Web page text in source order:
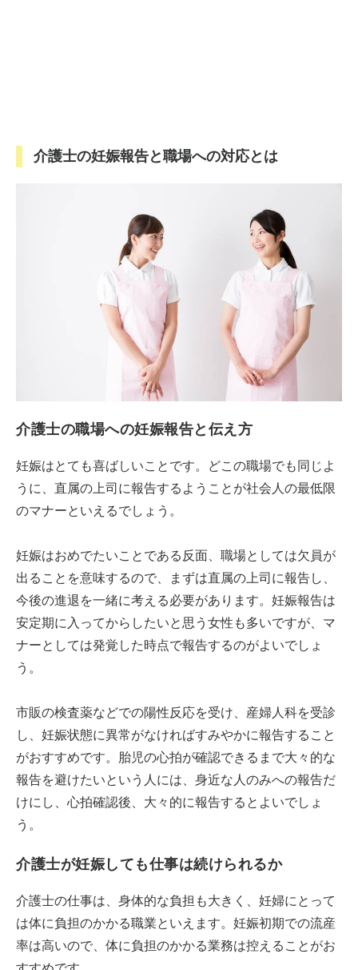
介護士の妊娠報告と職場への対応とは
介護士の職場への妊娠報告と伝え方
妊娠はとても喜ばしいことです。どこの職場でも同じよ
うに、直属の上司に報告するようことが社会人の最低限
のマナーといえるでしょう。
妊娠はおめでたいことである反面、職場としては欠員が
出ることを意味するので、まずは直属の上司に報告し、
今後の進退を一緒に考える必要があります。妊娠報告は
安定期に入ってからしたいと思う女性も多いですが、マ
ナーとしては発覚した時点で報告するのがよいでしょ
う。
市販の検査薬などでの陽性反応を受け、産婦人科を受診
し、妊娠状態に異常がなければすみやかに報告すること
がおすすめです。胎児の心拍が確認できるまで大々的な
報告を避けたいという人には、身近な人のみへの報告だ
けにし、心拍確認後、大々的に報告するとよいでしょ
う。
介護士が妊娠しても仕事は続けられるか
介護士の仕事は、身体的な負担も大きく、妊婦にとって
は体に負担のかかる職業といえます。妊娠初期での流産
率は高いので、体に負担のかかる業務は控えることがお